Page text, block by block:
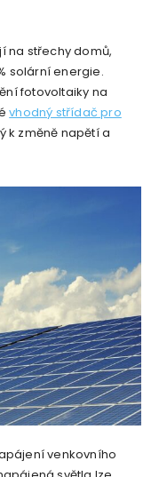
na střechy domů,
solární energie.
fotovoltaiky na
vhodný střídač pro
k změně napětí a
venkovního